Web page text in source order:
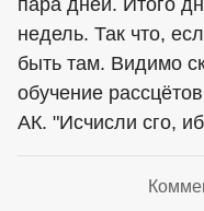
пара дней. Итого
недель. Так что,
быть там. Видимо
обучение
АК. "Исчисли сго,